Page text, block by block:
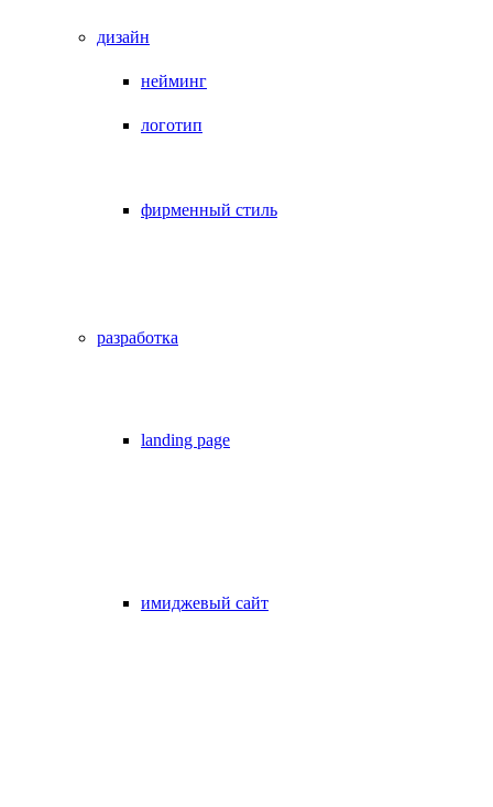
дизайн
нейминг
логотип
фирменный стиль
разработка
landing page
имиджевый сайт